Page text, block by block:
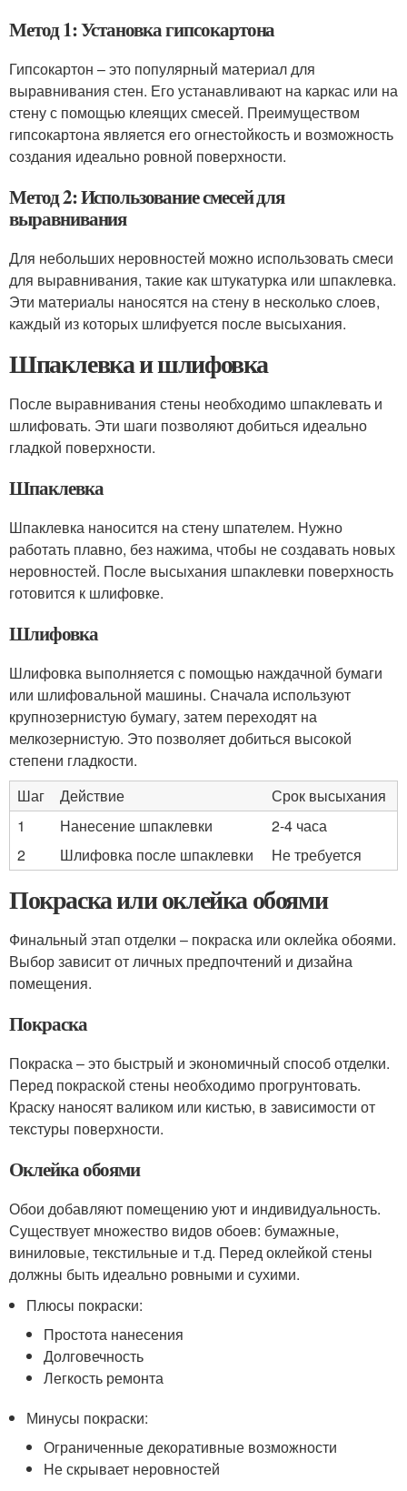
Метод 1: Установка гипсокартона
Гипсокартон – это популярный материал для
выравнивания стен. Его устанавливают на каркас или на
стену с помощью клеящих смесей. Преимуществом
гипсокартона является его огнестойкость и возможность
создания идеально ровной поверхности.
Метод 2: Использование смесей для
выравнивания
Для небольших неровностей можно использовать смеси
для выравнивания, такие как штукатурка или шпаклевка.
Эти материалы наносятся на стену в несколько слоев,
каждый из которых шлифуется после высыхания.
Шпаклевка и шлифовка
После выравнивания стены необходимо шпаклевать и
шлифовать. Эти шаги позволяют добиться идеально
гладкой поверхности.
Шпаклевка
Шпаклевка наносится на стену шпателем. Нужно
работать плавно, без нажима, чтобы не создавать новых
неровностей. После высыхания шпаклевки поверхность
готовится к шлифовке.
Шлифовка
Шлифовка выполняется с помощью наждачной бумаги
или шлифовальной машины. Сначала используют
крупнозернистую бумагу, затем переходят на
мелкозернистую. Это позволяет добиться высокой
степени гладкости.
Шаг
Действие
Срок высыхания
1
Нанесение шпаклевки
2-4 часа
2
Шлифовка после шпаклевки Не требуется
Покраска или оклейка обоями
Финальный этап отделки – покраска или оклейка обоями.
Выбор зависит от личных предпочтений и дизайна
помещения.
Покраска
Покраска – это быстрый и экономичный способ отделки.
Перед покраской стены необходимо прогрунтовать.
Краску наносят валиком или кистью, в зависимости от
текстуры поверхности.
Оклейка обоями
Обои добавляют помещению уют и индивидуальность.
Существует множество видов обоев: бумажные,
виниловые, текстильные и т.д. Перед оклейкой стены
должны быть идеально ровными и сухими.
Плюсы покраски:
Простота нанесения
Долговечность
Легкость ремонта
Минусы покраски:
Ограниченные декоративные возможности
Не скрывает неровностей